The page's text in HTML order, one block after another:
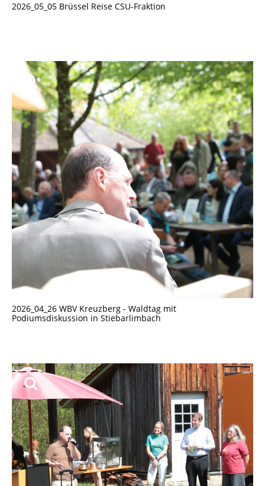
2026_05_05 Brüssel Reise CSU-Fraktion
2026_04_26 WBV Kreuzberg - Waldtag mit
Podiumsdiskussion in Stiebarlimbach